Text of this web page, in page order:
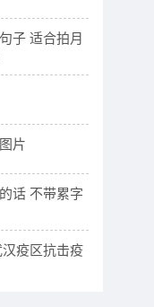
子 适合拍月
片
话 不带累字
疫区抗击疫